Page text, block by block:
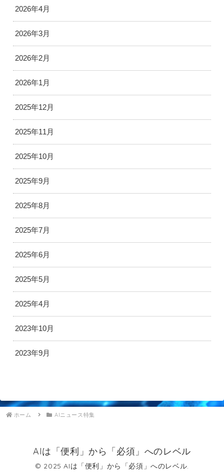
2026年4月
2026年3月
2026年2月
2026年1月
2025年12月
2025年11月
2025年10月
2025年9月
2025年8月
2025年7月
2025年6月
2025年5月
2025年4月
2023年10月
2023年9月
ホーム AIニュース特集
AIは「便利」から「必須」へのレベル
© 2025 AIは「便利」から「必須」へのレベル.